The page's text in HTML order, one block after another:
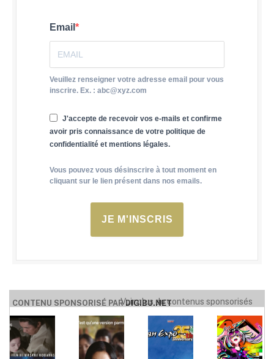
Email
Veuillez renseigner votre adresse email pour vous
inscrire. Ex. : abc@xyz.com
J'accepte de recevoir vos e-mails et confirme
avoir pris connaissance de votre politique de
confidentialité et mentions légales.
Vous pouvez vous désinscrire à tout moment en
cliquant sur le lien présent dans nos emails.
JE M'INSCRIS
CONTENU SPONSORISÉ PARDIGIBU.NET
Voir plus de contenus sponsorisés